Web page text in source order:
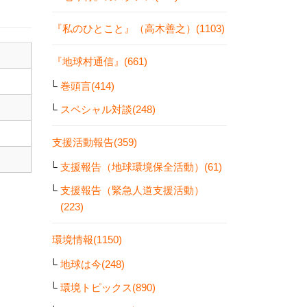
『私のひとこと』（高木善之）(1103)
『地球村通信』(661)
巻頭言(414)
スペシャル対談(248)
支援活動報告(359)
支援報告（地球環境保全活動）(61)
支援報告（緊急人道支援活動）
(223)
環境情報(1150)
地球は今(248)
環境トピックス(890)